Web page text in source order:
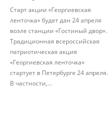
Старт акции «Георгиевская
ленточка» будет дан 24 апреля
возле станции «Гостиный двор».
Традиционная всероссийская
патриотическая акция
«Георгиевская ленточка»
стартует в Петербурге 24 апреля.
В частности,...